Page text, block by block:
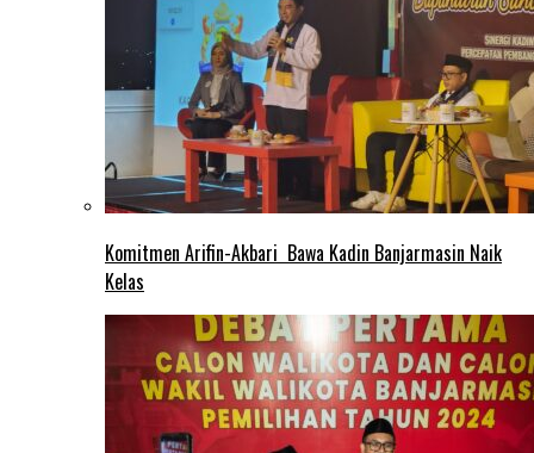
Komitmen Arifin-Akbari Bawa Kadin Banjarmasin Naik
Kelas